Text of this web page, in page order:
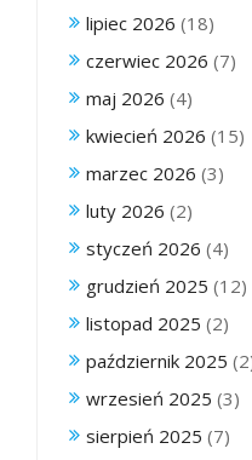
lipiec 2026 (18)
czerwiec 2026 (7)
maj 2026 (4)
kwiecień 2026 (15)
marzec 2026 (3)
luty 2026 (2)
styczeń 2026 (4)
grudzień 2025 (12)
listopad 2025 (2)
październik 2025
wrzesień 2025 (3)
sierpień 2025 (7)